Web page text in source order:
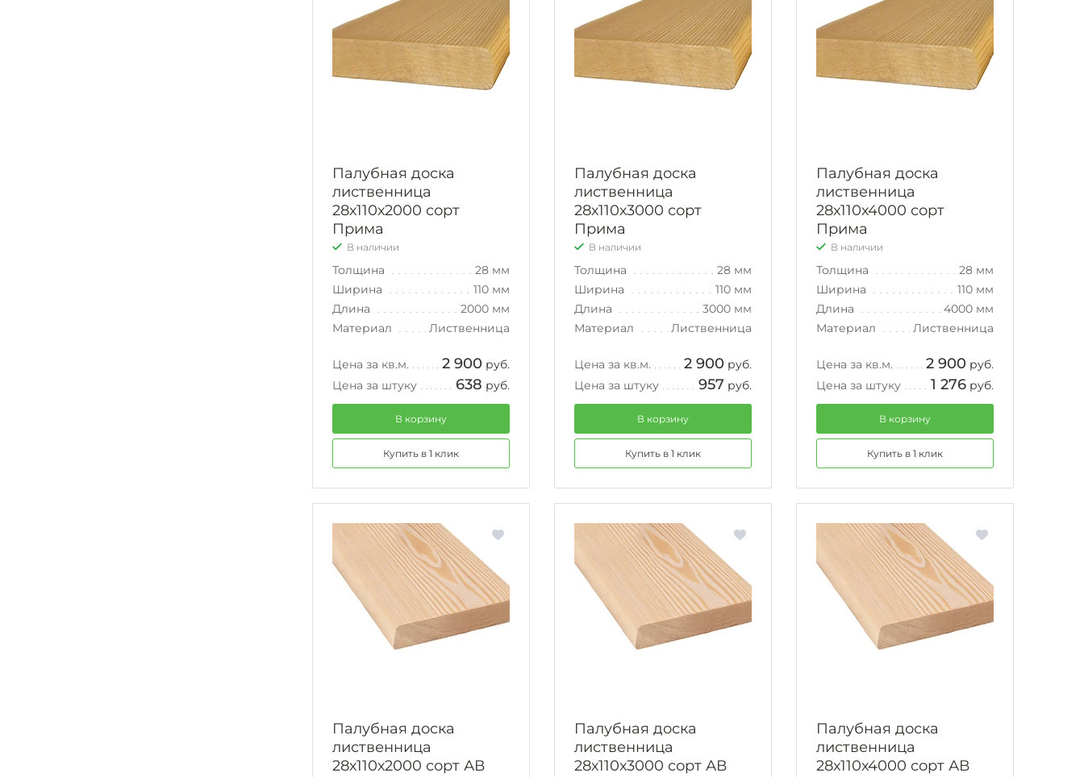
Палубная доска
лиственница
28х110х2000 сорт
Прима
В наличии
Толщина
28 мм
Ширина
110 мм
Длина
2000 мм
Материал
Лиственница
Цена за кв.м. 2 900 руб.
Цена за штуку
638 руб.
В корзину
Купить в 1 клик
Палубная доска
лиственница
28х110х3000 сорт
Прима
В наличии
Толщина
28 мм
Ширина
110 мм
Длина
3000 мм
Материал
Лиственница
Цена за кв.м. 2 900 руб.
Цена за штуку
957 руб.
В корзину
Купить в 1 клик
Палубная доска
лиственница
28х110х4000 сорт
Прима
В наличии
Толщина
28 мм
Ширина
110 мм
Длина
4000 мм
Материал
Лиственница
Цена за кв.м. 2 900 руб.
Цена за штуку
1 276 руб.
В корзину
Купить в 1 клик
Палубная доска
лиственница
28х110х2000 сорт АВ
Палубная доска
лиственница
28х110х3000 сорт АВ
Палубная доска
лиственница
28х110х4000 сорт АВ